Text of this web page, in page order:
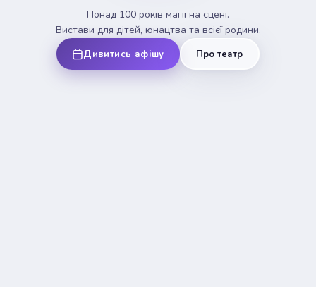
Понад 100 років магії на сцені.
Вистави для дітей, юнацтва та всієї родини.
Дивитись афішу Про театр